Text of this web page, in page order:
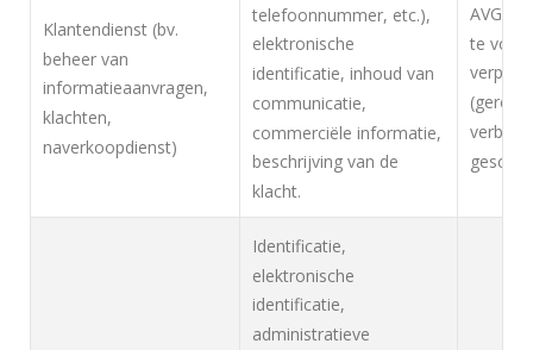
Klantendienst (bv.
beheer van
informatieaanvragen,
klachten,
naverkoopdienst)
telefoonnummer, etc.),
elektronische
identificatie, inhoud van
communicatie,
commerciële informatie,
beschrijving van de
klacht.
AVG,
te
Identificatie,
elektronische
identificatie,
administratieve